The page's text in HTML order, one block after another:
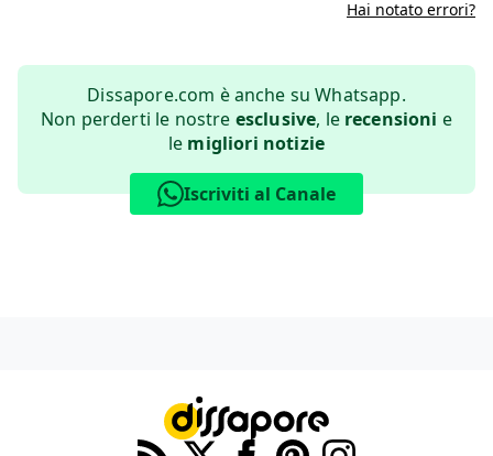
Hai notato errori?
Dissapore.com è anche su Whatsapp.
Non perderti le nostre esclusive, le recensioni e
le migliori notizie
Iscriviti al Canale